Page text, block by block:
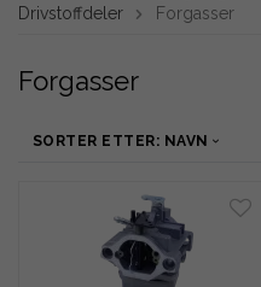
Drivstoffdeler
Forgasser
Forgasser
SORTER ETTER: NAVN